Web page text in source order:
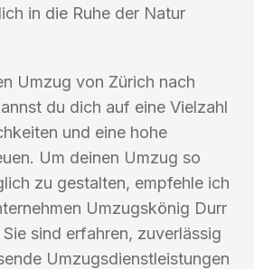
in die Ruhe der Natur
Umzug von Zürich nach
du dich auf eine Vielzahl
und eine hohe
Um deinen Umzug so
zu gestalten, empfehle ich
Umzugskönig Durr
sind erfahren, zuverlässig
Umzugsdienstleistungen